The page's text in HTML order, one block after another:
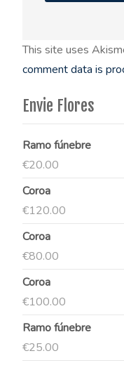
This site uses
comment data is
Envie Flores
Ramo fúnebre
€20.00
Coroa
€120.00
Coroa
€80.00
Coroa
€100.00
Ramo fúnebre
€25.00